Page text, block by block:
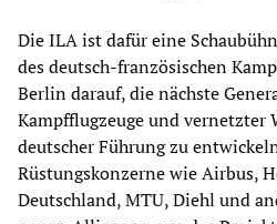
Die ILA ist dafür eine
des deutsch-französischen
Berlin darauf, die nächste
Kampfflugzeuge und vernetzter
deutscher Führung zu
Rüstungskonzerne wie Airbus,
Deutschland, MTU, Diehl und